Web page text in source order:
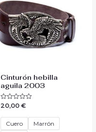
Cinturón hebilla
aguila 2003
Valorado
0
5
20,00 €
Cuero
Marrón